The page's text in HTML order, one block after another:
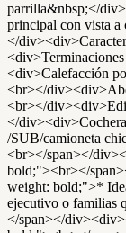
parrilla&nbsp;</
principal con vista
</
<div>Calefacción
<br></
<br></
</
/SUB/camioneta
<br></span></
bold;"><br></
weight: bold;">*
ejecutivo o familias
</span></